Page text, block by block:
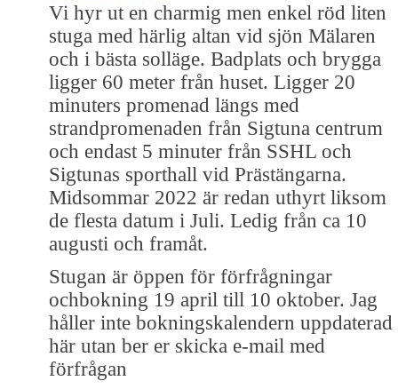
Vi hyr ut en charmig men enkel röd liten
stuga med härlig altan vid sjön Mälaren
och i bästa solläge. Badplats och brygga
ligger 60 meter från huset. Ligger 20
minuters promenad längs med
strandpromenaden från Sigtuna centrum
och endast 5 minuter från SSHL och
Sigtunas sporthall vid Prästängarna.
Midsommar 2022 är redan uthyrt liksom
de flesta datum i Juli. Ledig från ca 10
augusti och framåt.
Stugan är öppen för förfrågningar
ochbokning 19 april till 10 oktober. Jag
håller inte bokningskalendern uppdaterad
här utan ber er skicka e-mail med
förfrågan